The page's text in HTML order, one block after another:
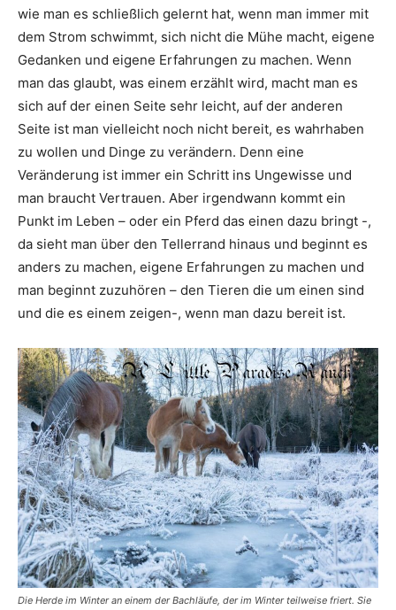
wie man es schließlich gelernt hat, wenn man immer mit
dem Strom schwimmt, sich nicht die Mühe macht, eigene
Gedanken und eigene Erfahrungen zu machen. Wenn
man das glaubt, was einem erzählt wird, macht man es
sich auf der einen Seite sehr leicht, auf der anderen
Seite ist man vielleicht noch nicht bereit, es wahrhaben
zu wollen und Dinge zu verändern. Denn eine
Veränderung ist immer ein Schritt ins Ungewisse und
man braucht Vertrauen. Aber irgendwann kommt ein
Punkt im Leben – oder ein Pferd das einen dazu bringt -,
da sieht man über den Tellerrand hinaus und beginnt es
anders zu machen, eigene Erfahrungen zu machen und
man beginnt zuzuhören – den Tieren die um einen sind
und die es einem zeigen-, wenn man dazu bereit ist.
Die Herde im Winter an einem der Bachläufe, der im Winter teilweise friert. Sie